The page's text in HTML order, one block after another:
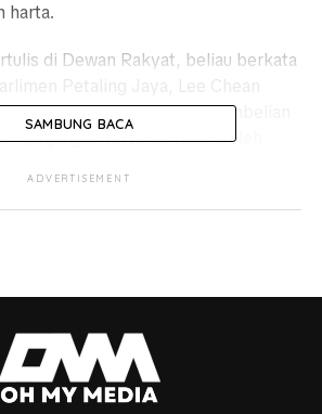
harta.
di Dewan Rakyat, beliau berkata
senarai transaksi pembelian
pegangan tertentu tidak boleh
Ahli Yang Berhormat
maklumat yang diminta
peribadi serta perisytiharan
di bawah peruntukan
SAMBUNG BACA
ADVERTISEMENT